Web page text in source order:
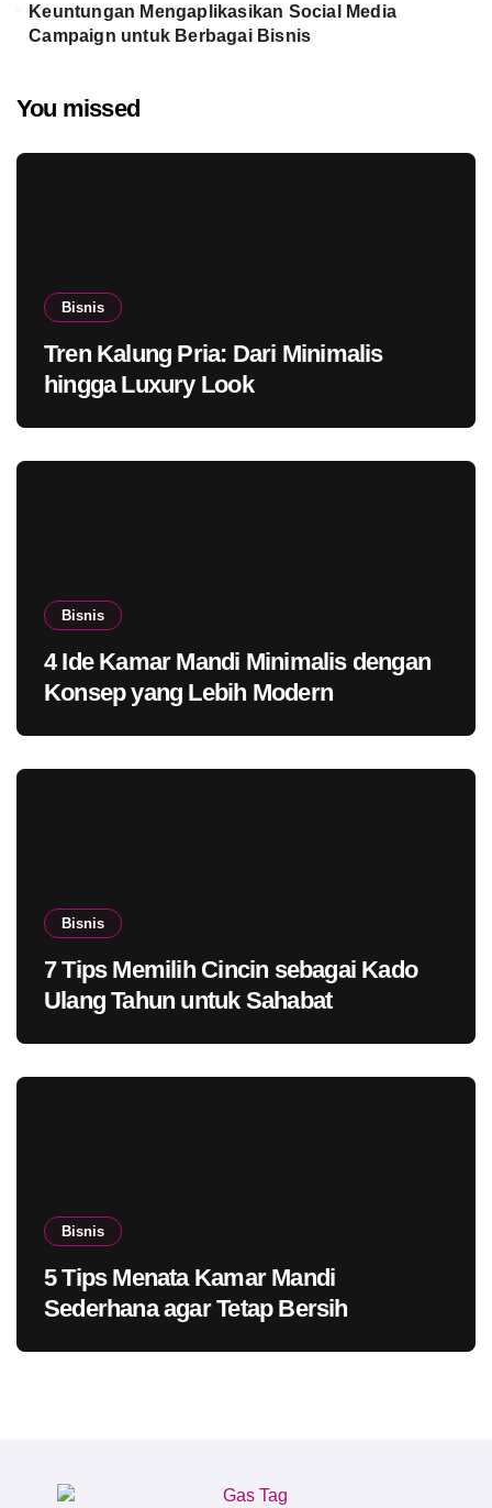
Keuntungan Mengaplikasikan Social Media
Campaign untuk Berbagai Bisnis
You missed
Bisnis
Tren Kalung Pria: Dari Minimalis
hingga Luxury Look
Bisnis
4 Ide Kamar Mandi Minimalis dengan
Konsep yang Lebih Modern
Bisnis
7 Tips Memilih Cincin sebagai Kado
Ulang Tahun untuk Sahabat
Bisnis
5 Tips Menata Kamar Mandi
Sederhana agar Tetap Bersih